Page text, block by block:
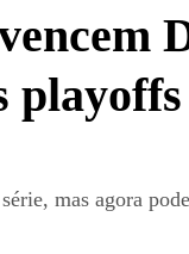
mas agora